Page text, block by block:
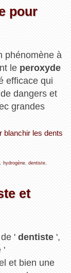
pour
phénomène à
le peroxyde
efficace qui
dangers et
grandes
blanchir les dents
, hydrogène, dentiste,
et
de 'dentiste ',
'
et bien une